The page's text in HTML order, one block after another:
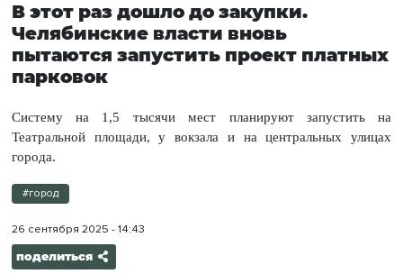
В этот раз дошло до закупки.
Челябинские власти вновь
пытаются запустить проект платных
парковок
Систему на 1,5 тысячи мест планируют запустить на
Театральной площади, у вокзала и на центральных улицах
города.
#город
26 сентября 2025 - 14:43
поделиться